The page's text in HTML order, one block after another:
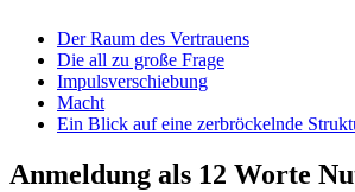
Der Raum des Vertrauens
Die all zu große Frage
Impulsverschiebung
Macht
Ein Blick auf eine zerbröckelnde
Anmeldung als 12 Worte